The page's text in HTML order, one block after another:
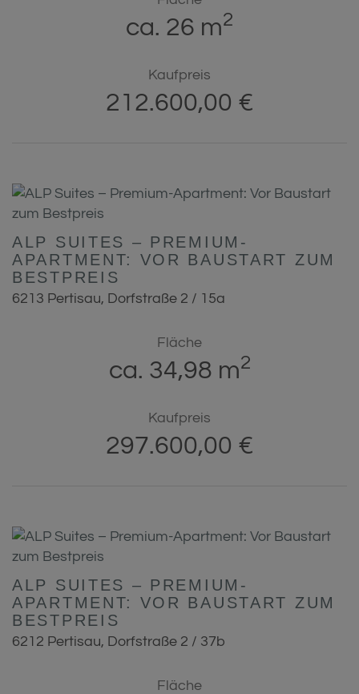
ca. 26 m2
Kaufpreis
212.600,00 €
ALP SUITES – PREMIUM-
APARTMENT: VOR BAUSTART ZUM
BESTPREIS
6213 Pertisau, Dorfstraße 2 / 15a
Fläche
ca. 34,98 m2
Kaufpreis
297.600,00 €
ALP SUITES – PREMIUM-
APARTMENT: VOR BAUSTART ZUM
BESTPREIS
6212 Pertisau, Dorfstraße 2 / 37b
Fläche